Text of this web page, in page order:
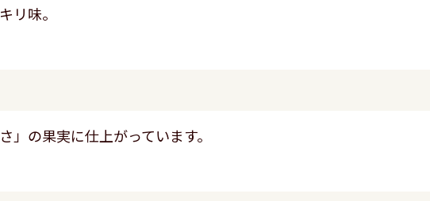
リ味。
の果実に仕上がっています。